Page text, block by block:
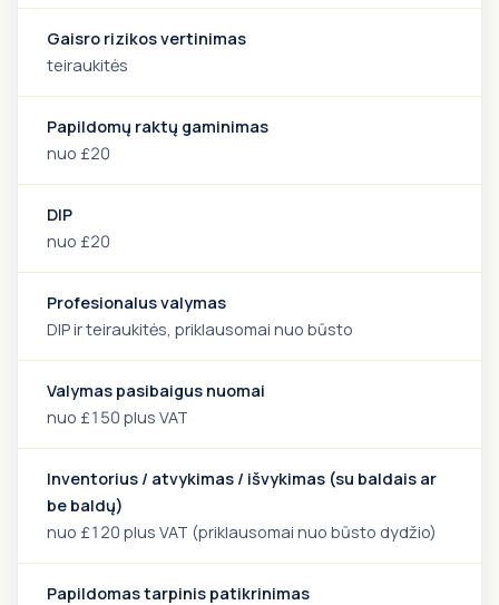
Gaisro rizikos vertinimas
teiraukitės
Papildomų raktų gaminimas
nuo £20
DIP
nuo £20
Profesionalus valymas
DIP ir teiraukitės, priklausomai nuo būsto
Valymas pasibaigus nuomai
nuo £150 plus VAT
Inventorius / atvykimas / išvykimas (su baldais ar
be baldų)
nuo £120 plus VAT (priklausomai nuo būsto dydžio)
Papildomas tarpinis patikrinimas